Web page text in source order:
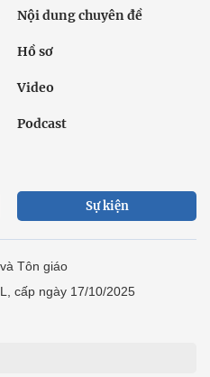
Nội dung chuyên đề
Hồ sơ
Video
Podcast
Sự kiện
Tôn giáo
cấp ngày 17/10/2025